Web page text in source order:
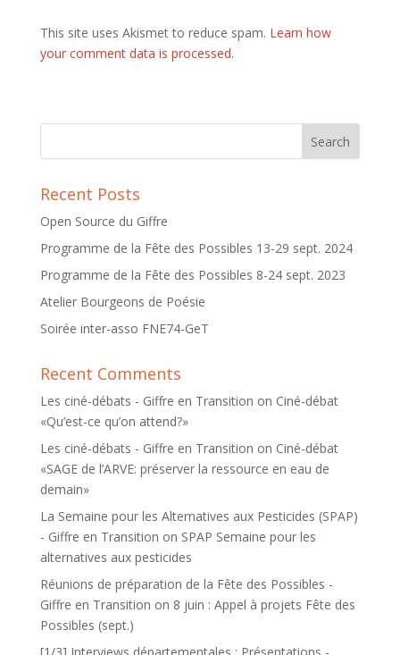
This site uses Akismet to reduce spam. Learn how
your comment data is processed.
Recent Posts
Open Source du Giffre
Programme de la Fête des Possibles 13-29 sept. 2024
Programme de la Fête des Possibles 8-24 sept. 2023
Atelier Bourgeons de Poésie
Soirée inter-asso FNE74-GeT
Recent Comments
Les ciné-débats - Giffre en Transition on Ciné-débat
«Qu’est-ce qu’on attend?»
Les ciné-débats - Giffre en Transition on Ciné-débat
«SAGE de l’ARVE: préserver la ressource en eau de
demain»
La Semaine pour les Alternatives aux Pesticides (SPAP)
- Giffre en Transition on SPAP Semaine pour les
alternatives aux pesticides
Réunions de préparation de la Fête des Possibles -
Giffre en Transition on 8 juin : Appel à projets Fête des
Possibles (sept.)